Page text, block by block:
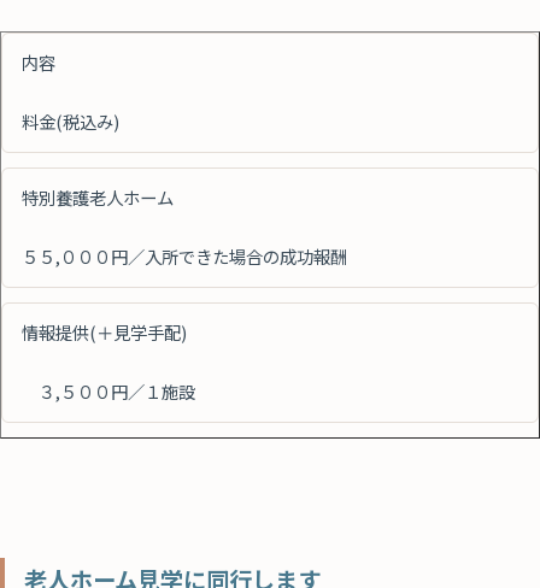
内容
料金(税込み)
特別養護老人ホーム
５５,０００円／入所できた場合の成功報酬
情報提供(＋見学手配)
３,５００円／１施設
老人ホーム見学に同行します